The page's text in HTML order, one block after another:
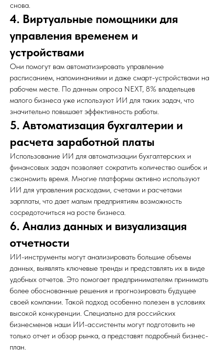
снова.
4. Виртуальные помощники для
управления временем и
устройствами
Они помогут вам автоматизировать управление
расписанием, напоминаниями и даже смарт-устройствами на
рабочем месте. По данным опроса NEXT, 8% владельцев
малого бизнеса уже используют ИИ для таких задач, что
значительно повышает эффективность работы.
5. Автоматизация бухгалтерии и
расчета заработной платы
Использование ИИ для автоматизации бухгалтерских и
финансовых задач позволяет сократить количество ошибок и
сэкономить время. Многие платформы активно используют
ИИ для управления расходами, счетами и расчетами
зарплаты, что дает малым предприятиям возможность
сосредоточиться на росте бизнеса.
6. Анализ данных и визуализация
отчетности
ИИ-инструменты могут анализировать большие объемы
данных, выявлять ключевые тренды и представлять их в виде
удобных отчетов. Это помогает предпринимателям принимать
более обоснованные решения и прогнозировать будущее
своей компании. Такой подход особенно полезен в условиях
высокой конкуренции. Специально для российских
бизнесменов наши ИИ-ассистенты могут подготовить не
только отчет и обзор рынка, а представят подробный бизнес-
план.